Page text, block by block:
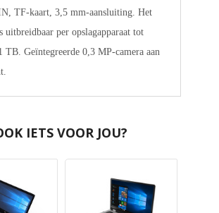
TF-kaart, 3,5 mm-aansluiting. Het
uitbreidbaar per opslagapparaat tot
TB. Geïntegreerde 0,3 MP-camera aan
IETS VOOR JOU?